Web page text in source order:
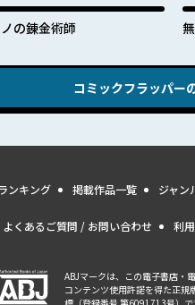
の錬金術師
コミックフラッパー
ランキング 掲載作品一覧 ジャン
よくあるご質問 / お問い合わせ 利
ABJマークは、この電子書店・
コンテンツ使用許諾を得た正